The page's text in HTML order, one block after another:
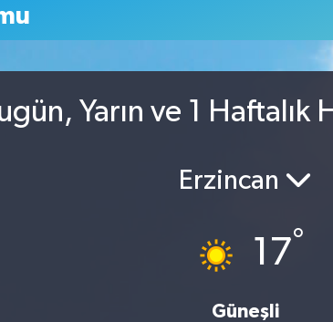
Yarın ve 1 Haftalık
Erzincan
17°
Güneşli